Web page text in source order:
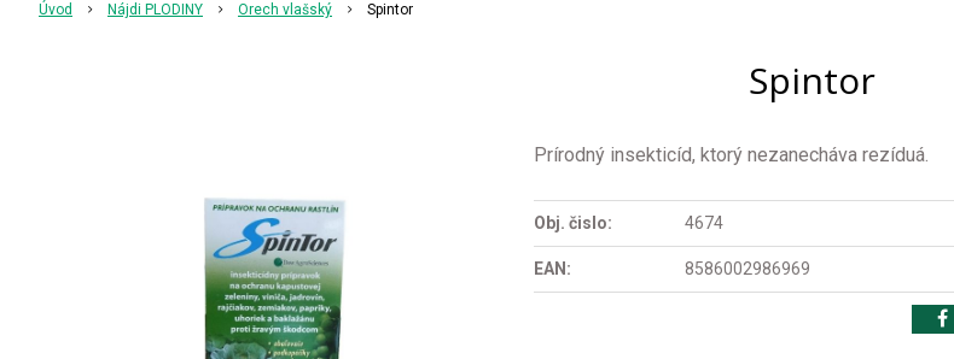
Úvod Nájdi PLODINY Orech vlašský Spintor
Spintor
Prírodný insekticíd, ktorý nezanecháva rezíduá.
Obj. čislo: 4674
EAN: 8586002986969